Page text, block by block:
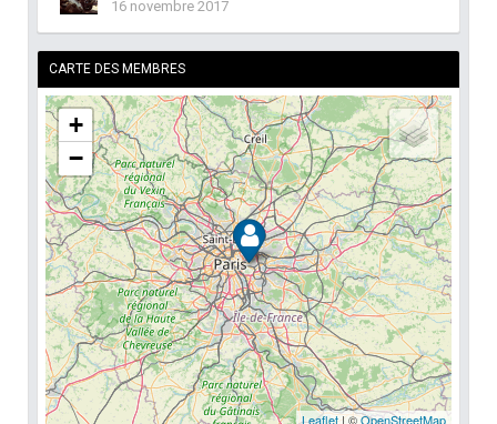
16 novembre 2017
CARTE DES MEMBRES